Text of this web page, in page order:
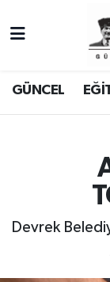
GÜNCEL
Devrek
GÜNCEL
SPOR
TFF 3.Lig